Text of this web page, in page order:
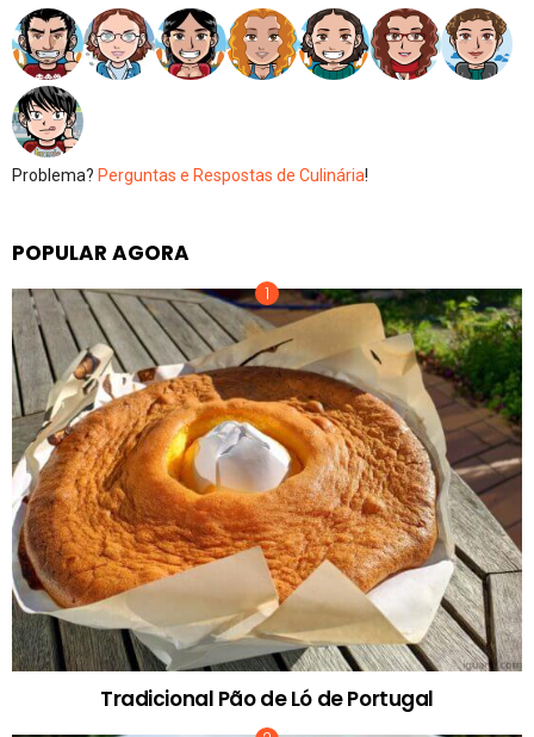
Problema? Perguntas e Respostas de Culinária!
POPULAR AGORA
Tradicional Pão de Ló de Portugal